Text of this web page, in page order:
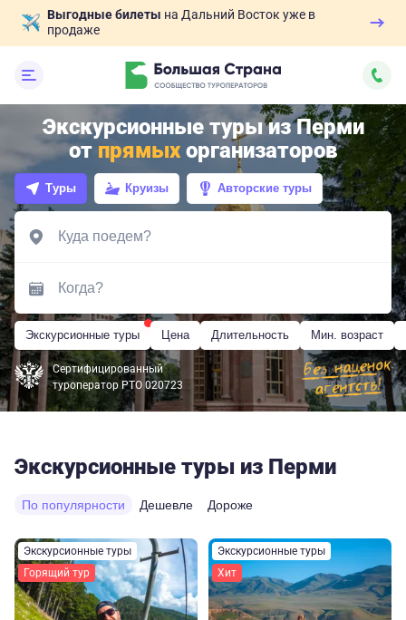
Выгодные билеты на Дальний Восток уже в
продаже
Экскурсионные туры из Перми
от прямых организаторов
Туры Круизы Авторские туры
Экскурсионные туры Цена Длительность Мин. возраст
Сертифицированный
туроператор РТО 020723
Экскурсионные туры из Перми
По популярности Дешевле Дороже
Экскурсионные туры
Горящий тур
Экскурсионные туры
Хит